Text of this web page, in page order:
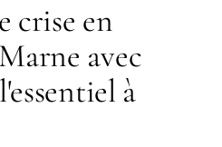
crise en
avec
à